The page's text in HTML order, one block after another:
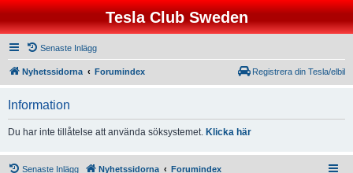
Tesla Club Sweden
Senaste Inlägg
Nyhetssidorna Forumindex Registrera din Tesla/elbil
Information
Du har inte tillåtelse att använda söksystemet. Klicka här
Senaste Inlägg Nyhetssidorna Forumindex